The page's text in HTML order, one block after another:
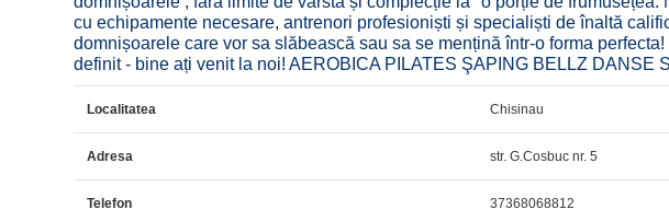
cu echipamente necesare, antrenori profesioniști și specialiști de înaltă
domnișoarele care vor sa slăbească sau sa se mențină într-o forma
definit - bine ați venit la noi! AEROBICA PILATES ŞAPING BELLZ DANSE
Localitatea Chisinau
Adresa str. G.Cosbuc nr. 5
Telefon 37368068812